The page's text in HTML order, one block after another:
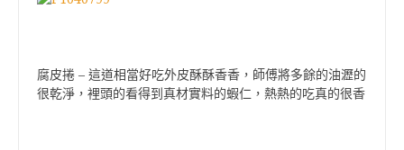
腐皮捲 – 這道相當好吃外皮酥酥香香，師傅將多餘的油瀝的
很乾淨，裡頭的看得到真材實料的蝦仁，熱熱的吃真的很香